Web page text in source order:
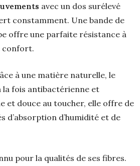
avec un dos surélevé
constamment. Une bande de
offre une parfaite résistance à
confort.
à une matière naturelle, le
la fois antibactérienne et
et douce au toucher, elle offre de
d’absorption d’humidité et de
pour la qualités de ses fibres.